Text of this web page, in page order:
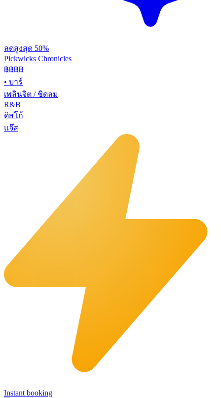
ลดสูงสุด 50%
Pickwicks Chronicles
฿฿฿฿
• บาร์
เพลินจิต / ชิดลม
R&B
ดิสโก้
แจ๊ส
Instant booking